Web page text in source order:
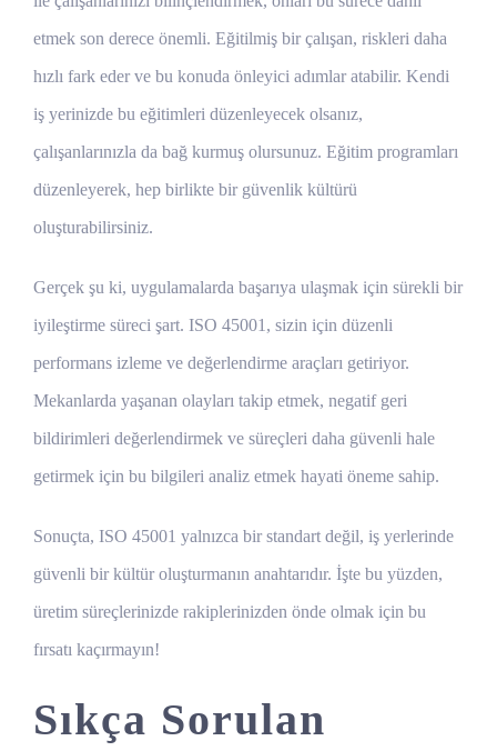
etmek son derece önemli. Eğitilmiş bir çalışan, riskleri daha
hızlı fark eder ve bu konuda önleyici adımlar atabilir. Kendi
iş yerinizde bu eğitimleri düzenleyecek olsanız,
çalışanlarınızla da bağ kurmuş olursunuz. Eğitim programları
düzenleyerek, hep birlikte bir güvenlik kültürü
oluşturabilirsiniz.
Gerçek şu ki, uygulamalarda başarıya ulaşmak için sürekli bir
iyileştirme süreci şart. ISO 45001, sizin için düzenli
performans izleme ve değerlendirme araçları getiriyor.
Mekanlarda yaşanan olayları takip etmek, negatif geri
bildirimleri değerlendirmek ve süreçleri daha güvenli hale
getirmek için bu bilgileri analiz etmek hayati öneme sahip.
Sonuçta, ISO 45001 yalnızca bir standart değil, iş yerlerinde
güvenli bir kültür oluşturmanın anahtarıdır. İşte bu yüzden,
üretim süreçlerinizde rakiplerinizden önde olmak için bu
fırsatı kaçırmayın!
Sıkça Sorulan